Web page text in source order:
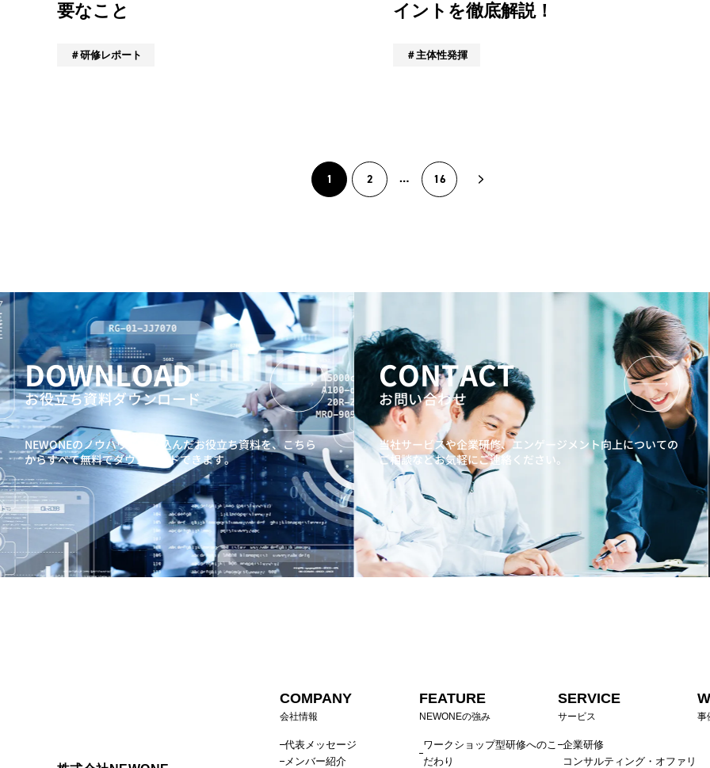
要なこと
研修レポート
イントを徹底解説！
主体性発揮
1 2 16
DOWNLOAD
お役立ち資料ダウンロード
NEWONEのノウハウを詰め込んだお役立ち資料を、 こちら
からすべて無料でダウンロードできます。
CONTACT
お問い合わせ
当社サービスや企業研修、エンゲージメント向上についての
ご相談などお気軽にご連絡ください。
COMPANY
会社情報
代表メッセージ
メンバー紹介
FEATURE
NEWONEの強み
ワークショップ型研修へのこ
だわり
SERVICE
サービス
企業研修
コンサルティング・オファリ
事